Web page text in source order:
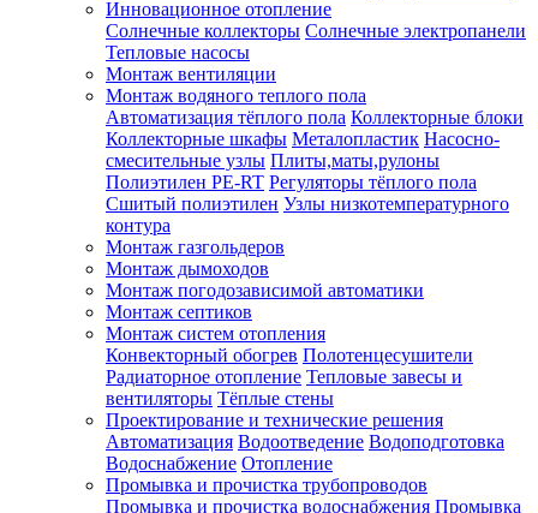
Инновационное отопление
Солнечные коллекторы Солнечные электропанели
Тепловые насосы
Монтаж вентиляции
Монтаж водяного теплого пола
Автоматизация тёплого пола Коллекторные блоки
Коллекторные шкафы Металопластик Насосно-
смесительные узлы Плиты,маты,рулоны
Полиэтилен PE-RT Регуляторы тёплого пола
Сшитый полиэтилен Узлы низкотемпературного
контура
Монтаж газгольдеров
Монтаж дымоходов
Монтаж погодозависимой автоматики
Монтаж септиков
Монтаж систем отопления
Конвекторный обогрев Полотенцесушители
Радиаторное отопление Тепловые завесы и
вентиляторы Тёплые стены
Проектирование и технические решения
Автоматизация Водоотведение Водоподготовка
Водоснабжение Отопление
Промывка и прочистка трубопроводов
Промывка и прочистка водоснабжения Промывка